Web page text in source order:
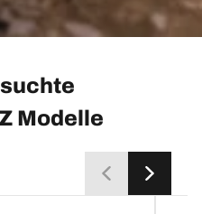
Modelle